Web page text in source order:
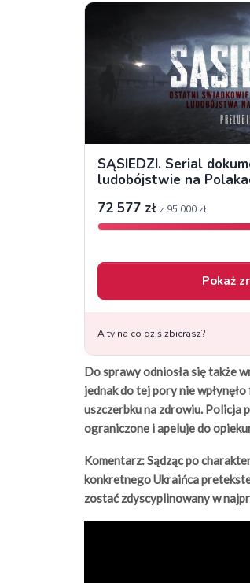
Do sprawy odniosła się także
jednak do tej pory nie
uszczerbku na zdrowiu. Policja
ograniczone i apeluje do
Komentarz: Sądząc po
konkretnego Ukraińca
zostać zdyscyplinowany w